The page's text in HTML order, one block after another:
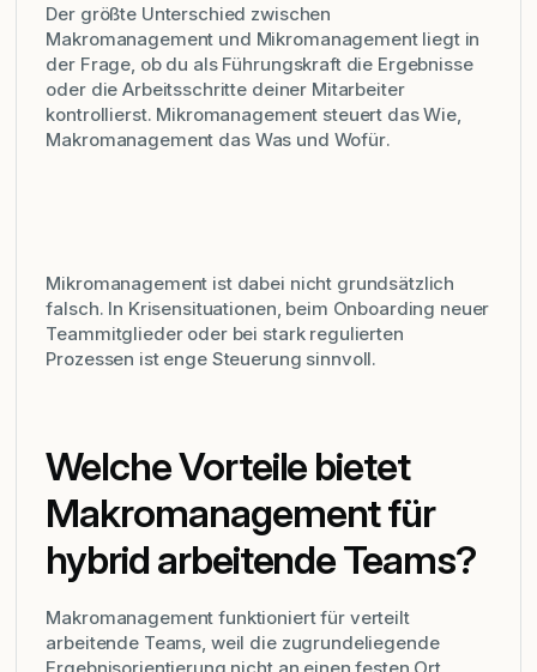
Der größte Unterschied zwischen
Makromanagement und Mikromanagement liegt in
der Frage, ob du als Führungskraft die Ergebnisse
oder die Arbeitsschritte deiner Mitarbeiter
kontrollierst. Mikromanagement steuert dasWie
Makromanagement das Was und Wofür.
Mikromanagement ist dabei nicht grundsätzlich
falsch. In Krisensituationen, beim Onboarding neuer
Teammitglieder oder bei stark regulierten
Prozessen ist enge Steuerung sinnvoll.
Welche Vorteile bietet
Makromanagement für
hybrid arbeitende Teams?
Makromanagement funktioniert für verteilt
arbeitende Teams, weil die zugrundeliegende